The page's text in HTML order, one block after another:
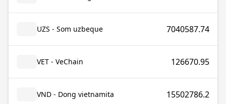
UZS - Som uzbeque 7040587.74
VET - VeChain 126670.95
VND - Dong vietnamita 15502786.2